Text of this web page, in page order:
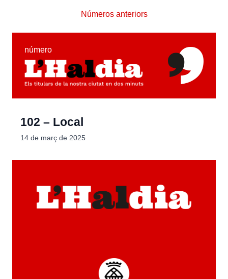
Números anteriors
número
102 – Local
14 de març de 2025